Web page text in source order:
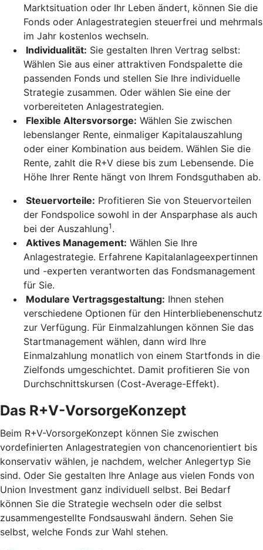
Marktsituation oder Ihr Leben ändert, können Sie die
Fonds oder Anlagestrategien steuerfrei und mehrmals
im Jahr kostenlos wechseln.
Individualität: Sie gestalten Ihren Vertrag selbst:
Wählen Sie aus einer attraktiven Fondspalette die
passenden Fonds und stellen Sie Ihre individuelle
Strategie zusammen. Oder wählen Sie eine der
vorbereiteten Anlagestrategien.
Flexible Altersvorsorge: Wählen Sie zwischen
lebenslanger Rente, einmaliger Kapitalauszahlung
oder einer Kombination aus beidem. Wählen Sie die
Rente, zahlt die R+V diese bis zum Lebensende. Die
Höhe Ihrer Rente hängt von Ihrem Fondsguthaben ab.
Steuervorteile: Profitieren Sie von Steuervorteilen
der Fondspolice sowohl in der Ansparphase als auch
bei der Auszahlung1 .
Aktives Management: Wählen Sie Ihre
Anlagestrategie. Erfahrene Kapitalanlageexpertinnen
und -experten verantworten das Fondsmanagement
für Sie.
Modulare Vertragsgestaltung: Ihnen stehen
verschiedene Optionen für den Hinterbliebenenschutz
zur Verfügung. Für Einmalzahlungen können Sie das
Startmanagement wählen, dann wird Ihre
Einmalzahlung monatlich von einem Startfonds in die
Zielfonds umgeschichtet. Damit profitieren Sie von
Durchschnittskursen (Cost-Average-Effekt).
Das R+V-VorsorgeKonzept
Beim R+V-VorsorgeKonzept können Sie zwischen
vordefinierten Anlagestrategien von chancenorientiert bis
konservativ wählen, je nachdem, welcher Anlegertyp Sie
sind. Oder Sie gestalten Ihre Anlage aus vielen Fonds von
Union Investment ganz individuell selbst. Bei Bedarf
können Sie die Strategie wechseln oder die selbst
zusammengestellte Fondsauswahl ändern. Sehen Sie
selbst, welche Fonds zur Wahl stehen.